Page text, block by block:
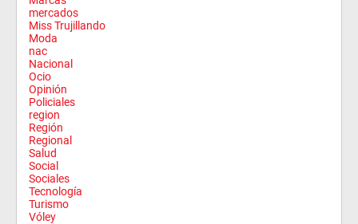
mercados
Miss Trujillando
Moda
nac
Nacional
Ocio
Opinión
Policiales
region
Región
Regional
Salud
Social
Sociales
Tecnología
Turismo
Vóley